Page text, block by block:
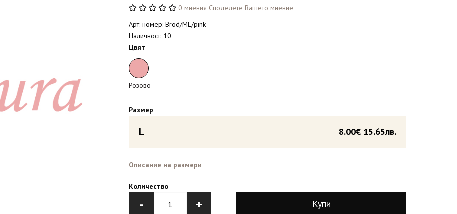
0 мнения Споделете Вашето мнение
Арт. номер: Brod/ML/pink
Наличност: 10
Цвят
Розово
Размер
L 15.65лв.
8.00€
Описание на размери
Количество
- + Купи